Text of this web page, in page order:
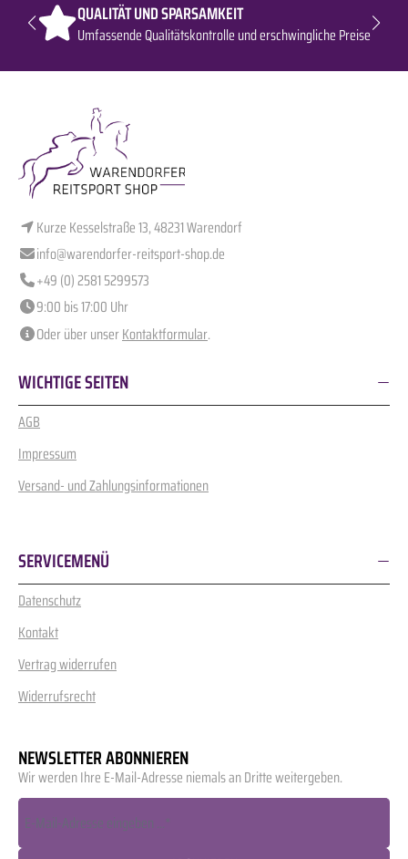
QUALITÄT UND SPARSAMKEIT
Umfassende Qualitätskontrolle und erschwingliche Preise
Kurze Kesselstraße 13, 48231 Warendorf
info@warendorfer-reitsport-shop.de
+49 (0) 2581 5299573
9:00 bis 17:00 Uhr
Oder über unserKontaktformular.
WICHTIGE SEITEN
AGB
Impressum
Versand- und Zahlungsinformationen
SERVICEMENÜ
Datenschutz
Kontakt
Vertrag widerrufen
Widerrufsrecht
NEWSLETTER ABONNIEREN
Wir werden Ihre E-Mail-Adresse niemals an Dritte weitergeben.